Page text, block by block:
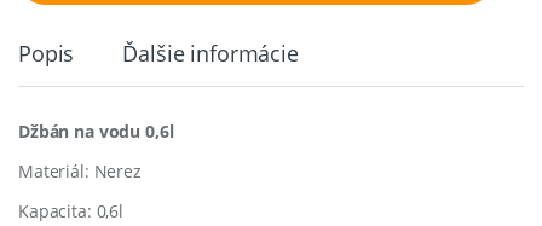
Popis Ďalšie informácie
Džbán na vodu 0,6l
Materiál: Nerez
Kapacita: 0,6l